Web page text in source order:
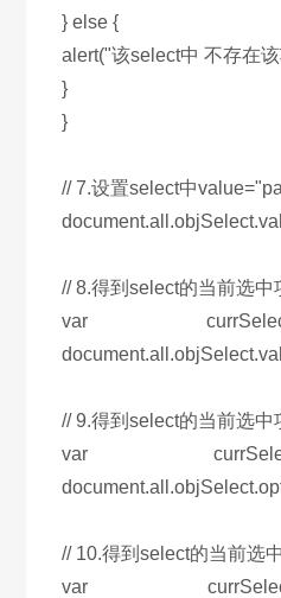
} else {
alert("该select中 不存在
}
}
// 7.设置select中
// 8.得到select的当前选中
var
// 9.得到select的当前选中
var
// 10.得到select的当前选
var